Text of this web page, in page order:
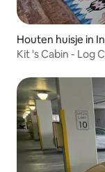
Houten huisje in
Kit 's Cabin - Log